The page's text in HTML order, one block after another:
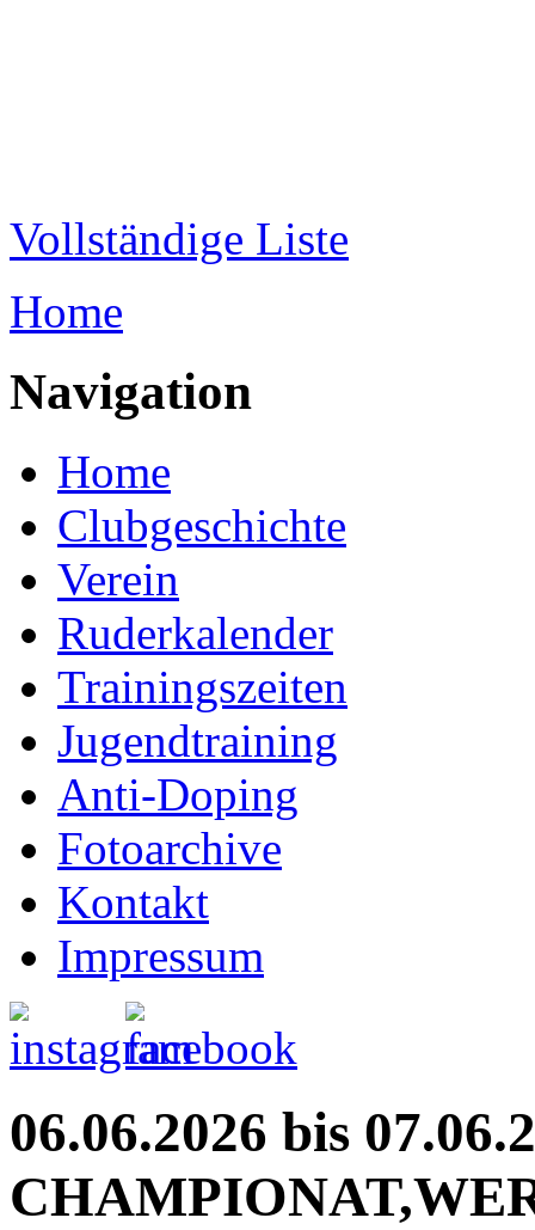
Vollständige Liste
Sie sind hier
Home
Navigation
Home
Clubgeschichte
Verein
Ruderkalender
Trainingszeiten
Jugendtraining
Anti-Doping
Fotoarchive
Kontakt
Impressum
06.06.2026 bis